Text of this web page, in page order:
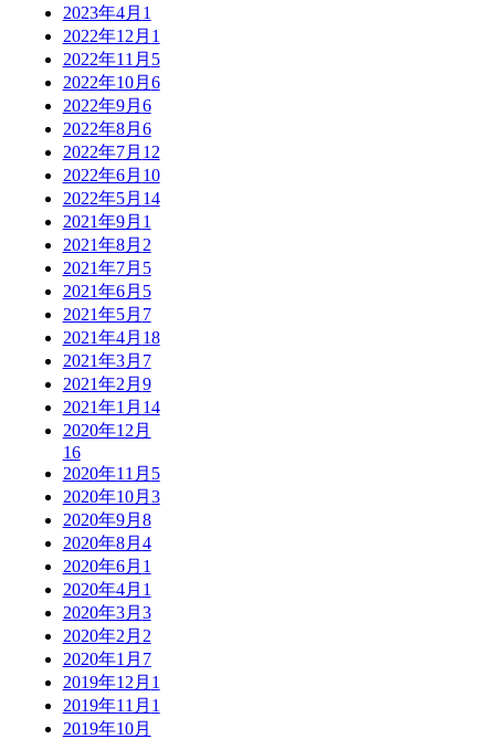
2023年4月 1
2022年12月 1
2022年11月 5
2022年10月 6
2022年9月 6
2022年8月 6
2022年7月 12
2022年6月 10
2022年5月 14
2021年9月 1
2021年8月 2
2021年7月 5
2021年6月 5
2021年5月 7
2021年4月 18
2021年3月 7
2021年2月 9
2021年1月 14
2020年12月
16
2020年11月 5
2020年10月 3
2020年9月 8
2020年8月 4
2020年6月 1
2020年4月 1
2020年3月 3
2020年2月 2
2020年1月 7
2019年12月 1
2019年11月 1
2019年10月